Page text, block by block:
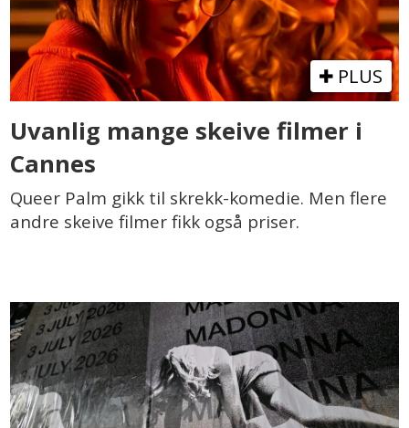
PLUS
Uvanlig mange skeive filmer i
Cannes
Queer Palm gikk til skrekk-komedie. Men flere
andre skeive filmer fikk også priser.